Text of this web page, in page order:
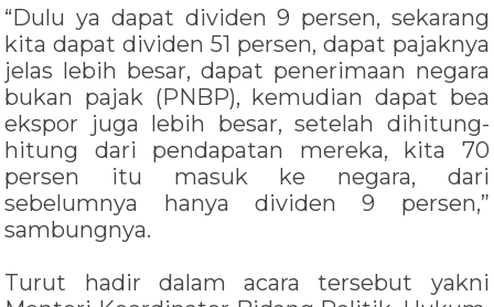
“Dulu ya dapat dividen 9 persen, sekarang
kita dapat dividen 51 persen, dapat pajaknya
jelas lebih besar, dapat penerimaan negara
bukan pajak (PNBP), kemudian dapat bea
ekspor juga lebih besar, setelah dihitung-
hitung dari pendapatan mereka, kita 70
persen itu masuk ke negara, dari
sebelumnya hanya dividen 9 persen,”
sambungnya.
Turut hadir dalam acara tersebut yakni